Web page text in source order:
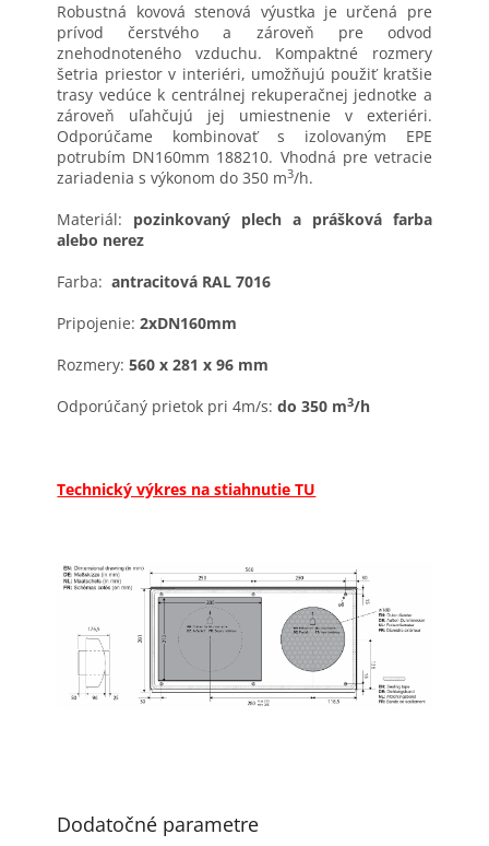
Robustná kovová stenová výustka je určená pre
prívod čerstvého a zároveň pre odvod
znehodnoteného vzduchu. Kompaktné rozmery
šetria priestor v interiéri, umožňujú použiť kratšie
trasy vedúce k centrálnej rekuperačnej jednotke a
zároveň uľahčujú jej umiestnenie v exteriéri.
Odporúčame kombinovať s izolovaným EPE
potrubím DN160mm 188210. Vhodná pre vetracie
zariadenia s výkonom do 350 m3/h.
Materiál: pozinkovaný plech a prášková farba
alebo nerez
Farba: antracitová RAL 7016
Pripojenie:2xDN160mm
Rozmery:560 x 281 x 96 mm
Odporúčaný prietok pri 4m/s: do 350 m3/h
Technický výkres na stiahnutie TU
Dodatočné parametre